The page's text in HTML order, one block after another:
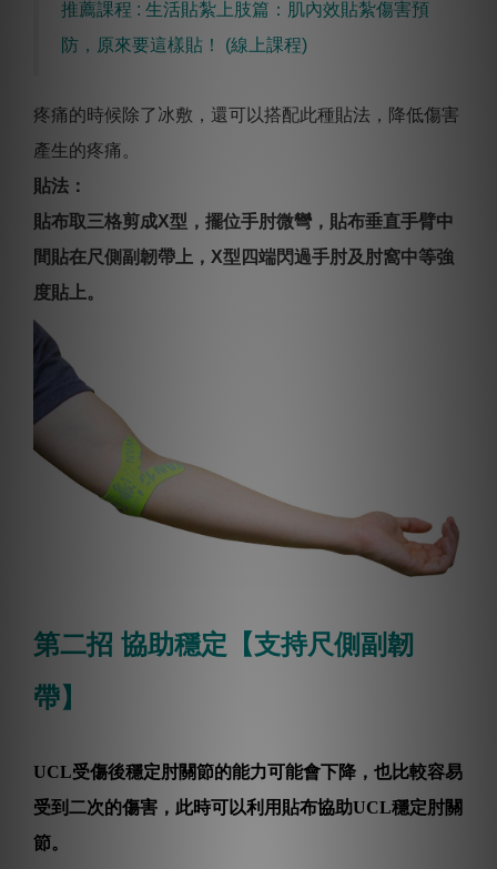
推薦課程 : 生活貼紮上肢篇：肌內效貼紮傷害預
防，原來要這樣貼！ (線上課程)
疼痛的時候除了冰敷，還可以搭配此種貼法，降低傷害
產生的疼痛。
貼法：
貼布取三格剪成X型，擺位手肘微彎，貼布垂直手臂中
間貼在尺側副韌帶上，X型四端閃過手肘及肘窩中等強
度貼上。
第二招 協助穩定【支持尺側副韌
帶】
UCL受傷後穩定肘關節的能力可能會下降，也比較容易
受到二次的傷害，此時可以利用貼布協助UCL穩定肘關
節。